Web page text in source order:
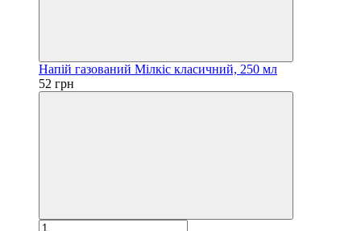
Напій газований Мілкіс класичний, 250 мл
52 грн